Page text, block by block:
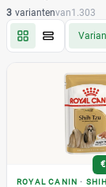
Merk
Royal Canin
Shih Tzu
Adult
Adult
Daarnaast zijn de
mondstructuur,
3 variantenvan1.303
ROYAL CANIN ·